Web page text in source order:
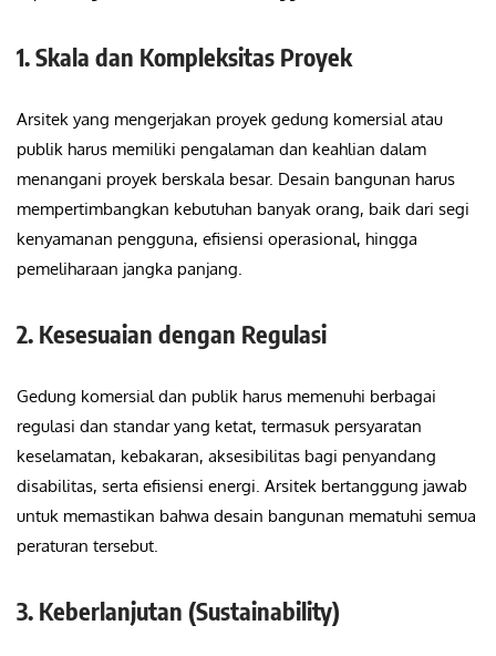
1. Skala dan Kompleksitas Proyek
Arsitek yang mengerjakan proyek gedung komersial atau
publik harus memiliki pengalaman dan keahlian dalam
menangani proyek berskala besar. Desain bangunan harus
mempertimbangkan kebutuhan banyak orang, baik dari segi
kenyamanan pengguna, efisiensi operasional, hingga
pemeliharaan jangka panjang.
2. Kesesuaian dengan Regulasi
Gedung komersial dan publik harus memenuhi berbagai
regulasi dan standar yang ketat, termasuk persyaratan
keselamatan, kebakaran, aksesibilitas bagi penyandang
disabilitas, serta efisiensi energi. Arsitek bertanggung jawab
untuk memastikan bahwa desain bangunan mematuhi semua
peraturan tersebut.
3. Keberlanjutan (Sustainability)